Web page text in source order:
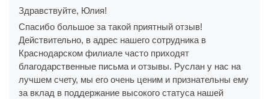
Здравствуйте, Юлия!
Спасибо большое за такой приятный отзыв!
Действительно, в адрес нашего сотрудника в
Краснодарском филиале часто приходят
благодарственные письма и отзывы. Руслан у нас на
лучшем счету, мы его очень ценим и признательны ему
за вклад в поддержание высокого статуса нашей